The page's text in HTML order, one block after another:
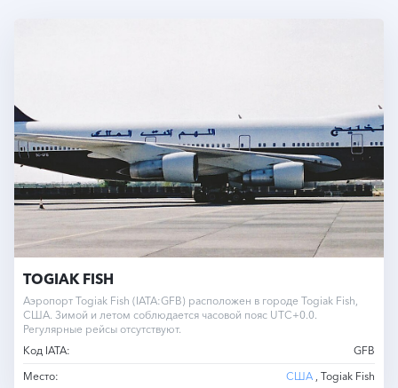
TOGIAK FISH
Аэропорт Togiak Fish (IATA:GFB) расположен в городе Togiak Fish,
США. Зимой и летом соблюдается часовой пояс UTC+0.0.
Регулярные рейсы отсутствуют.
Код IATA:
GFB
Место:
США , Togiak Fish